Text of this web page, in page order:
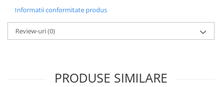
BODY - BUST
COSTUME BAIETI SI PELERINE
COSTUME FETE ROCHITE FUSTE
TRICOURI TEMATICE 3D
Informatii conformitate produs
Review-uri(0)
PRODUSE SIMILARE